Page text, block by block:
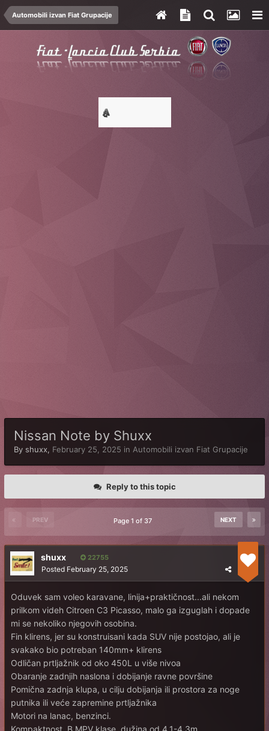
Automobili izvan Fiat Grupacije
Nissan Note by Shuxx
By shuxx, February 25, 2025 in Automobili izvan Fiat Grupacije
Reply to this topic
PREV NEXT
Page 1 of 37
shuxx 22755
Posted February 25, 2025
Oduvek sam voleo karavane, linija+praktičnost...ali nekom
prilkom videh Citroen C3 Picasso, malo ga izguglah i dopade
mi se nekoliko njegovih osobina.
Fin klirens, jer su konstruisani kada SUV nije postojao, ali je
svakako bio potreban 140mm+ klirens
Odličan prtljažnik od oko 450L u više nivoa
Obaranje zadnjih naslona i dobijanje ravne površine
Pomična zadnja klupa, u cilju dobijanja ili prostora za noge
putnika ili veće zapremine prtljažnika
Motori na lanac, benzinci.
Kompaktnost, B MPV klase, dužina od 4,1-4,3m.